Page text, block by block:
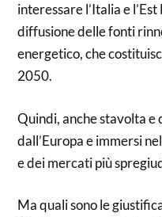
interessare l’Italia e
diffusione delle fonti
energetico, che
2050.
Quindi, anche stavolta
dall’Europa e immersi
e dei mercati più
Ma quali sono le